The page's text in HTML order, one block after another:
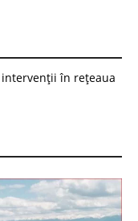
în rețeaua